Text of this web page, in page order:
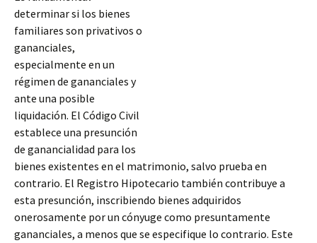
determinar si los bienes
familiares son privativos o
gananciales,
especialmente en un
régimen de gananciales y
ante una posible
liquidación. El Código Civil
establece una presunción
de ganancialidad para los
bienes existentes en el matrimonio, salvo prueba en
contrario. El Registro Hipotecario también contribuye a
esta presunción, inscribiendo bienes adquiridos
onerosamente por un cónyuge como presuntamente
gananciales, a menos que se especifique lo contrario. Este